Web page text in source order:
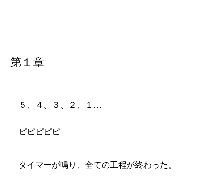
第１章
５、４、３、２、１…
ピピピピピ
タイマーが鳴り、全ての工程が終わった。